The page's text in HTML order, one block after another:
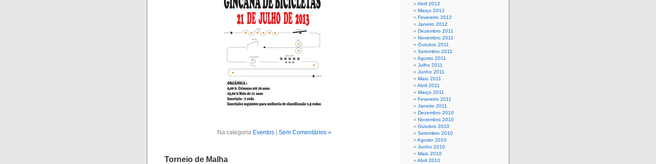
Na categoria Eventos Sem Comentários »
Torneio de Malha
Abril 2012
Março 2012
Fevereiro 2012
Janeiro 2012
Dezembro 2011
Novembro 2011
Outubro 2011
Setembro 2011
Agosto 2011
Julho 2011
Junho 2011
Maio 2011
Abril 2011
Março 2011
Fevereiro 2011
Janeiro 2011
Dezembro 2010
Novembro 2010
Outubro 2010
Setembro 2010
Agosto 2010
Junho 2010
Maio 2010
Abril 2010